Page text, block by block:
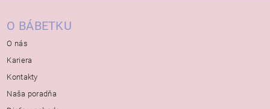
O BÁBETKU
O nás
Kariera
Kontakty
Naša poradňa